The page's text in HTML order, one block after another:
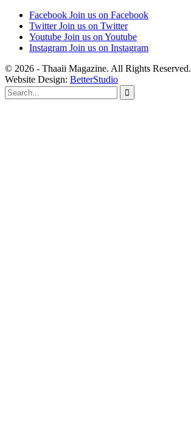
Facebook Join us on Facebook
Twitter Join us on Twitter
Youtube Join us on Youtube
Instagram Join us on Instagram
© 2026 - Thaaii Magazine. All Rights Reserved.
Website Design: BetterStudio